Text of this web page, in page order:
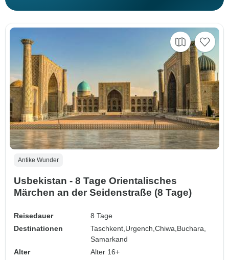
Antike Wunder
Usbekistan - 8 Tage Orientalisches
Märchen an der Seidenstraße (8 Tage)
Reisedauer
8 Tage
Destinationen
Taschkent,Urgench,Chiwa,Buchara,
Samarkand
Alter
Alter 16+